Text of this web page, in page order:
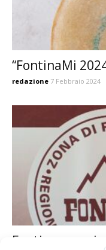
“FontinaMi
redazione 7 Febbraio 2024
Fontina: ecco i